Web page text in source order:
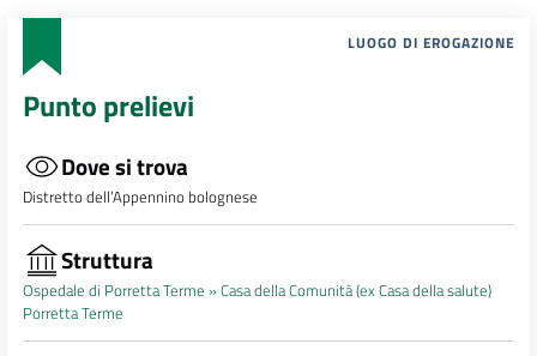
LUOGO DI EROGAZIONE
Punto prelievi
Dove si trova
Distretto dell’Appennino bolognese
Struttura
Ospedale di Porretta Terme »Casa della Comunità (ex Casa della salute)
Porretta Terme